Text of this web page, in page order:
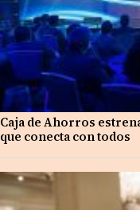
Caja de Ahorros
que conecta con todos